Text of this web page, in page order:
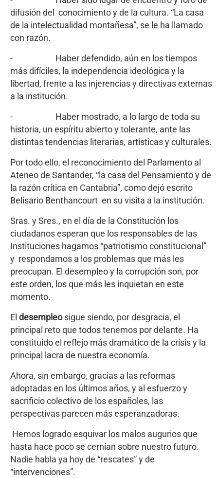
difusión del conocimiento y de la cultura. “La casa
de la intelectualidad montañesa”, se le ha llamado
con razón.
- Haber defendido, aún en los tiempos
más difíciles, la independencia ideológica y la
libertad, frente a las injerencias y directivas externas
a la institución.
- Haber mostrado, a lo largo de toda su
historia, un espíritu abierto y tolerante, ante las
distintas tendencias literarias, artísticas y culturales.
Por todo ello, el reconocimiento del Parlamento al
Ateneo de Santander, “la casa del Pensamiento y de
la razón crítica en Cantabria”, como dejó escrito
Belisario Benthancourt en su visita a la institución.
Sras. y Sres., en el día de la Constitución los
ciudadanos esperan que los responsables de las
Instituciones hagamos “patriotismo constitucional”
y respondamos a los problemas que más les
preocupan. El desempleo y la corrupción son, por
este orden, los que más les inquietan en este
momento.
El desempleosigue siendo, por desgracia, el
principal reto que todos tenemos por delante. Ha
constituido el reflejo más dramático de la crisis y la
principal lacra de nuestra economía.
Ahora, sin embargo, gracias a las reformas
adoptadas en los últimos años, y al esfuerzo y
sacrificio colectivo de los españoles, las
perspectivas parecen más esperanzadoras.
Hemos logrado esquivar los malos augurios que
hasta hace poco se cernían sobre nuestro futuro.
Nadie habla ya hoy de “rescates” y de
“intervenciones”.